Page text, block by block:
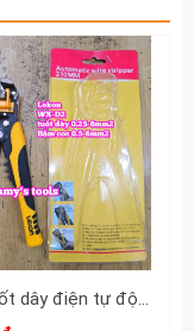
Kìm tuốt dây điện tự động bấm cos cắt đa năng Lekon WX-D2 0.25-6mm2